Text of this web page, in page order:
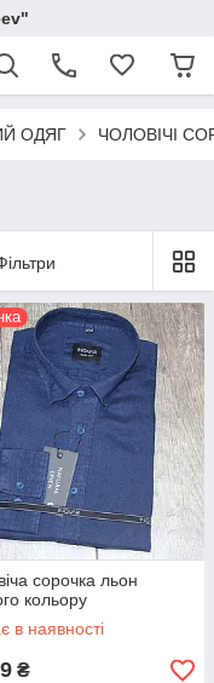
ОДЯГ ЧОЛОВІЧІ
сорочка льон
кольору
в наявності
₴